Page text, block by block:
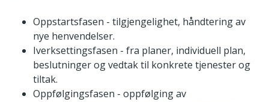
Oppstartsfasen - tilgjengelighet, håndtering av
nye henvendelser.
Iverksettingsfasen - fra planer, individuell plan,
beslutninger og vedtak til konkrete tjenester og
tiltak.
Oppfølgingsfasen - oppfølging av